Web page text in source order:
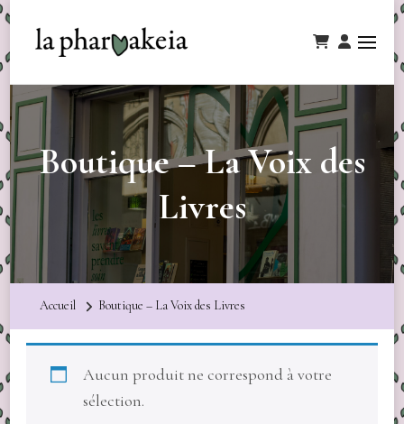
Boutique – La Voix des
Livres
Accueil Boutique – La Voix des Livres
Aucun produit ne correspond à votre
sélection.